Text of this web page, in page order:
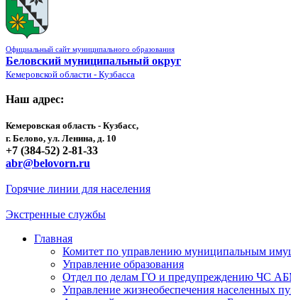
Официальный сайт муниципального образования
Беловский муниципальный округ
Кемеровской области - Кузбасса
Наш адрес:
Кемеровская область - Кузбасс,
г. Белово, ул. Ленина, д. 10
+7 (384-52) 2-81-33
abr@belovorn.ru
Горячие линии для населения
Экстренные службы
Главная
Комитет по управлению муниципальным
Управление образования
Отдел по делам ГО и предупреждению ЧС
Управление жизнеобеспечения населенных